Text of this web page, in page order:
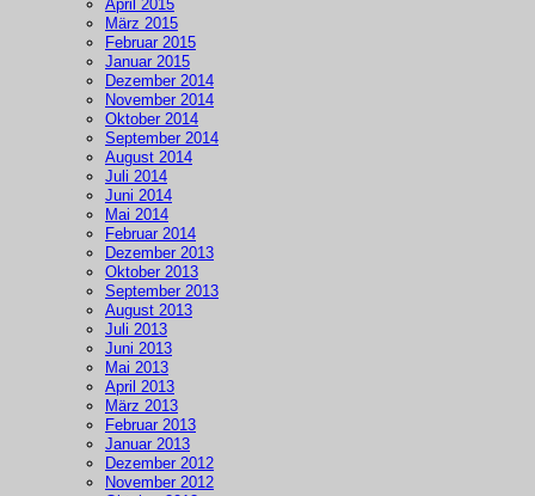
April 2015
März 2015
Februar 2015
Januar 2015
Dezember 2014
November 2014
Oktober 2014
September 2014
August 2014
Juli 2014
Juni 2014
Mai 2014
Februar 2014
Dezember 2013
Oktober 2013
September 2013
August 2013
Juli 2013
Juni 2013
Mai 2013
April 2013
März 2013
Februar 2013
Januar 2013
Dezember 2012
November 2012